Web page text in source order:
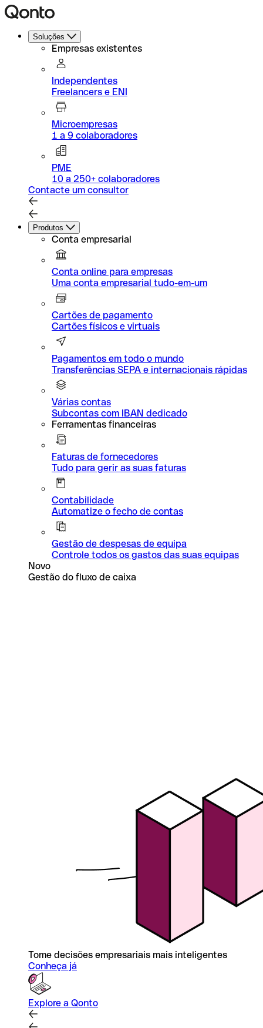
Soluções
Empresas existentes
Independentes
Freelancers e ENI
Microempresas
1 a 9 colaboradores
PME
10 a 250+ colaboradores
Contacte um consultor
Produtos
Conta empresarial
Conta online para empresas
Uma conta empresarial tudo-em-um
Cartões de pagamento
Cartões físicos e virtuais
Pagamentos em todo o mundo
Transferências SEPA e internacionais rápidas
Várias contas
Subcontas com IBAN dedicado
Ferramentas financeiras
Faturas de fornecedores
Tudo para gerir as suas faturas
Contabilidade
Automatize o fecho de contas
Gestão de despesas de equipa
Controle todos os gastos das suas equipas
Novo
Gestão do fluxo de caixa
Tome decisões empresariais mais inteligentes
Conheça já
Explore a Qonto